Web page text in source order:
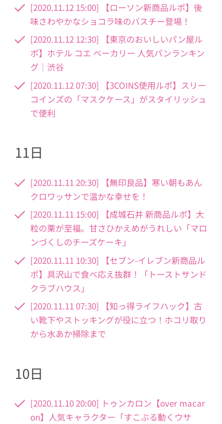
[2020.11.12 15:00] 【ローソン新商品ルポ】後
味さわやかなショコラ味のバスチー登場！
[2020.11.12 12:30] 【東京のおいしいパン屋ル
ポ】ホテル コエ ベーカリー 人気パンランキン
グ｜渋谷
[2020.11.12 07:30] 【3COINS使用ルポ】スリー
コインズの「マスクケース」がスタイリッシュ
で便利
11日
[2020.11.11 20:30] 【無印良品】寒い朝もあん
クロワッサンで温かな幸せを！
[2020.11.11 15:00] 【成城石井 新商品ルポ】大
粒の栗が至福。甘さひかえめがうれしい「マロ
ンづくしのチーズケーキ」
[2020.11.11 10:30] 【セブン-イレブン新商品ル
ポ】具沢山で食べ応え抜群！「トーストサンド
クラブハウス」
[2020.11.11 07:30] 【知っ得ライフハック】古
い靴下やストッキングが役に立つ！ホコリ取り
から水あか掃除まで
10日
[2020.11.10 20:00] トゥンカロン【over macar
on】人気キャラクター「すこぶる動くウサ